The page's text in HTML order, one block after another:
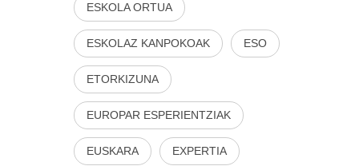
ESKOLA ORTUA
ESKOLAZ KANPOKOAK ESO
ETORKIZUNA
EUROPAR ESPERIENTZIAK
EUSKARA EXPERTIA